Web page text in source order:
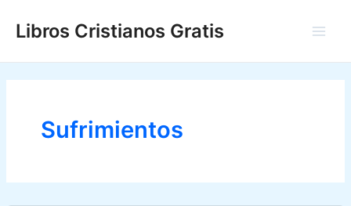
Libros Cristianos Gratis
Sufrimientos